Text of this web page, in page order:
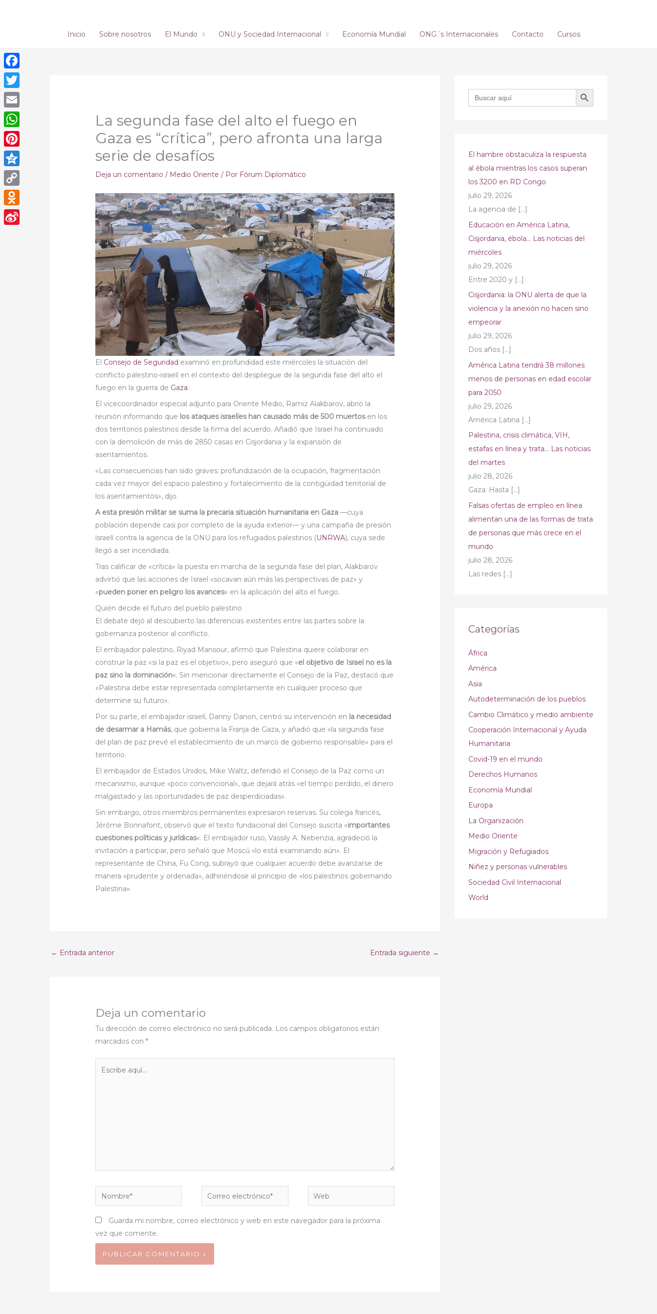
Inicio Sobre nosotros El Mundo ONU y Sociedad Internacional Economía Mundial ONG´s Internacionales Contacto Cursos
La segunda fase del alto el fuego en
Gaza es “crítica”, pero afronta una larga
serie de desafíos
Deja un comentario / Medio Oriente / Por Fórum Diplomático
El Consejo de Seguridad examinó en profundidad este miércoles la situación del
conflicto palestino-israelí en el contexto del despliegue de la segunda fase del alto el
fuego en la guerra de Gaza.
El vicecoordinador especial adjunto para Oriente Medio, Ramiz Alakbarov, abrió la
reunión informando que los ataques israelíes han causado más de 500 muertosen los
dos territorios palestinos desde la firma del acuerdo. Añadió que Israel ha continuado
con la demolición de más de 2850 casas en Cisjordania y la expansión de
asentamientos.
«Las consecuencias han sido graves: profundización de la ocupación, fragmentación
cada vez mayor del espacio palestino y fortalecimiento de la contigüidad territorial de
los asentamientos», dijo.
A esta presión militar se suma la precaria situación humanitaria en Gaza —cuya
población depende casi por completo de la ayuda exterior— y una campaña de presión
israelí contra la agencia de la ONU para los refugiados palestinos (UNRWA), cuya sede
llegó a ser incendiada.
Tras calificar de «crítica» la puesta en marcha de la segunda fase del plan, Alakbarov
advirtió que las acciones de Israel «socavan aún más las perspectivas de paz» y
«pueden poner en peligro los avances» en la aplicación del alto el fuego.
Quién decide el futuro del pueblo palestino
El debate dejó al descubierto las diferencias existentes entre las partes sobre la
gobernanza posterior al conflicto.
El embajador palestino, Riyad Mansour, afirmó que Palestina quiere colaborar en
construir la paz «si la paz es el objetivo», pero aseguró que «el objetivo de Israel no es la
paz sino la dominación«. Sin mencionar directamente el Consejo de la Paz, destacó que
«Palestina debe estar representada completamente en cualquier proceso que
determine su futuro».
Por su parte, el embajador israelí, Danny Danon, centró su intervención en la necesidad
de desarmar a Hamás, que gobierna la Franja de Gaza, y añadió que «la segunda fase
del plan de paz prevé el establecimiento de un marco de gobierno responsable» para el
territorio.
El embajador de Estados Unidos, Mike Waltz, defendió el Consejo de la Paz como un
mecanismo, aunque «poco convencional», que dejará atrás «el tiempo perdido, el dinero
malgastado y las oportunidades de paz desperdiciadas».
Sin embargo, otros miembros permanentes expresaron reservas. Su colega francés,
Jérôme Bonnafont, observó que el texto fundacional del Consejo suscita «importantes
cuestiones políticas y jurídicas«. El embajador ruso, Vassily A. Nebenzia, agradeció la
invitación a participar, pero señaló que Moscú «lo está examinando aún». El
representante de China, Fu Cong, subrayó que cualquier acuerdo debe avanzarse de
manera «prudente y ordenada», adhiriéndose al principio de «los palestinos gobernando
Palestina».
← Entrada anterior Entrada siguiente →
Deja un comentario
Tu dirección de correo electrónico no será publicada. Los campos obligatorios están
marcados con*
Nombre*
Correo
electrónico*
Web
Guarda mi nombre, correo electrónico y web en este navegador para la próxima
vez que comente.
Buscar: BOTÓN DE BÚSQUEDA
El hambre obstaculiza la respuesta
al ébola mientras los casos superan
los 3200 en RD Congo
julio 29, 2026
La agencia de […]
Educación en América Latina,
Cisjordania, ébola… Las noticias del
miércoles
julio 29, 2026
Entre 2020 y […]
Cisjordania: la ONU alerta de que la
violencia y la anexión no hacen sino
empeorar
julio 29, 2026
Dos años […]
América Latina tendrá 38 millones
menos de personas en edad escolar
para 2050
julio 29, 2026
América Latina […]
Palestina, crisis climática, VIH,
estafas en línea y trata… Las noticias
del martes
julio 28, 2026
Gaza: Hasta […]
Falsas ofertas de empleo en línea
alimentan una de las formas de trata
de personas que más crece en el
mundo
julio 28, 2026
Las redes […]
Categorías
África
América
Asia
Autodeterminación de los pueblos
Cambio Climático y medio ambiente
Cooperación Internacional y Ayuda
Humanitaria
Covid-19 en el mundo
Derechos Humanos
Economía Mundial
Europa
La Organización
Medio Oriente
Migración y Refugiados
Niñez y personas vulnerables
Sociedad Civil Internacional
World
Facebook
Twitter
Email
WhatsApp
Pinterest
Qzone
Copy
Link
Odnoklassniki